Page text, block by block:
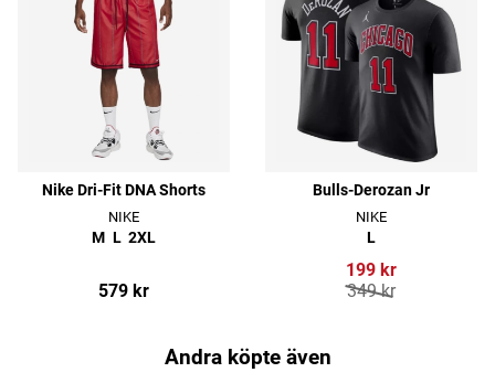
Nike Dri-Fit DNA Shorts
NIKE
M L 2XL
579 kr
Bulls-Derozan Jr
NIKE
L
199 kr
349 kr
Andra köpte även